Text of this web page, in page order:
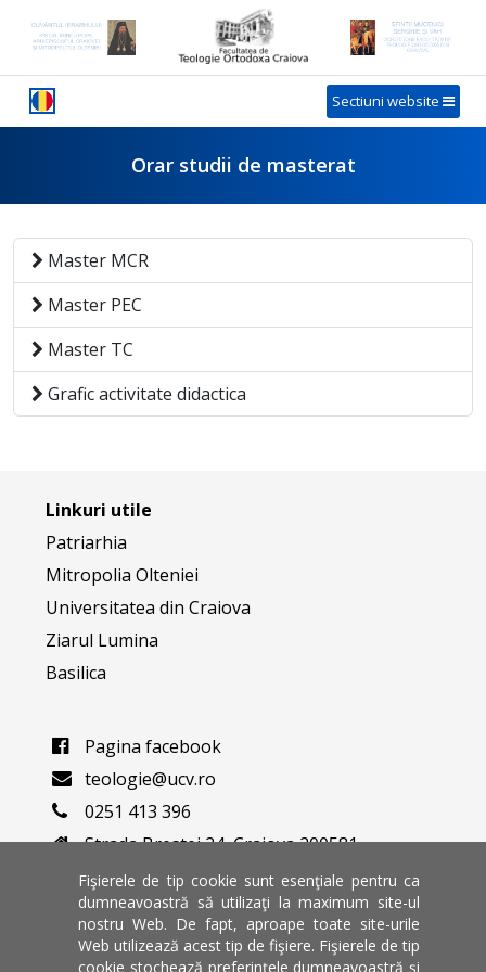
Sectiuni website
Orar studii de masterat
Master MCR
Master PEC
Master TC
Grafic activitate didactica
Fişierele de tip cookie sunt esenţiale pentru ca
dumneavoastră să utilizaţi la maximum site-ul
nostru Web. De fapt, aproape toate site-urile
Web utilizează acest tip de fişiere. Fişierele de tip
cookie stochează preferinţele dumneavoastră şi
Linkuri utile
Patriarhia
Mitropolia Olteniei
Universitatea din Craiova
Ziarul Lumina
Basilica
Pagina facebook
teologie@ucv.ro
0251 413 396
Strada Brestei 24, Craiova 200581
Varianta veche a website-ului
Universitate de stat din Craiova
Dolj, Romania